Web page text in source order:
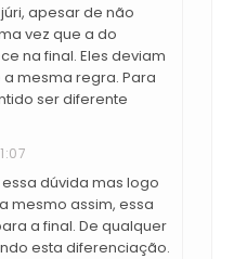
apesar de não
vez que a do
na final. Eles deviam
mesma regra. Para
ser diferente
dúvida mas logo
mesmo assim, essa
a final. De qualquer
esta diferenciação.